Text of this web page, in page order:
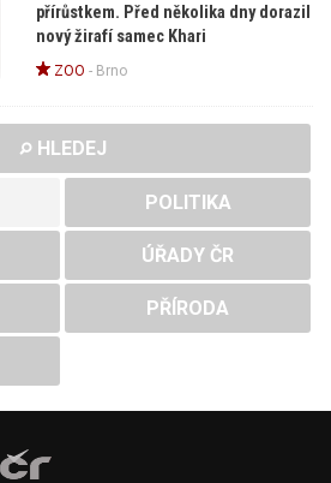
přírůstkem. Před několika dny dorazil
nový žirafí samec Khari
ZOO - Brno
HLEDEJ
POLITIKA
ÚŘADY ČR
PŘÍRODA